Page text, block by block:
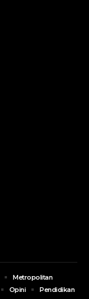
Metropolitan
Opini
Pendidikan